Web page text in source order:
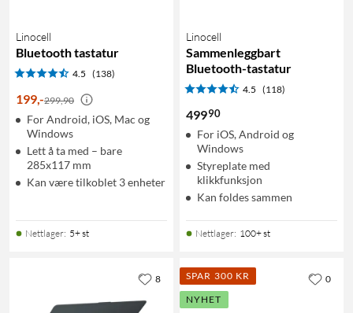
Linocell
Bluetooth tastatur
4.5 (138)
199,-299,90
For Android, iOS, Mac og
Windows
Lett å ta med – bare
285x117 mm
Kan være tilkoblet 3 enheter
Nettlager: 5+ st
Linocell
Sammenleggbart
Bluetooth-tastatur
4.5 (118)
49990
For iOS, Android og
Windows
Styreplate med
klikkfunksjon
Kan foldes sammen
Nettlager: 100+ st
8
SPAR 300 KR
NYHET
0